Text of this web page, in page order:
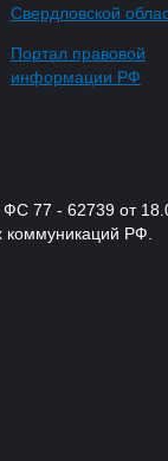
Свердловской
Портал правовой
информации РФ
77 - 62739 от
РФ.